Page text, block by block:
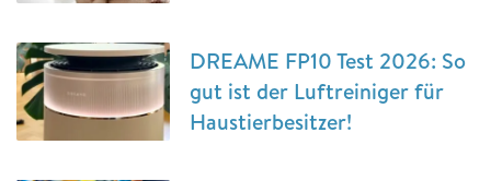
DREAME FP10 Test 2026: So
gut ist der Luftreiniger für
Haustierbesitzer!